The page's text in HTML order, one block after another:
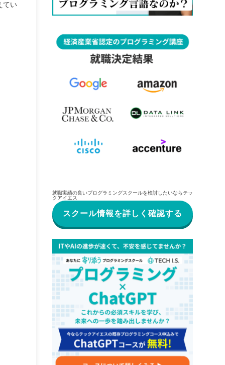
てい
就職実績の良いプログラミングスクールを検討したいならテッ
クアイエス
スクール情報を詳しく確認する